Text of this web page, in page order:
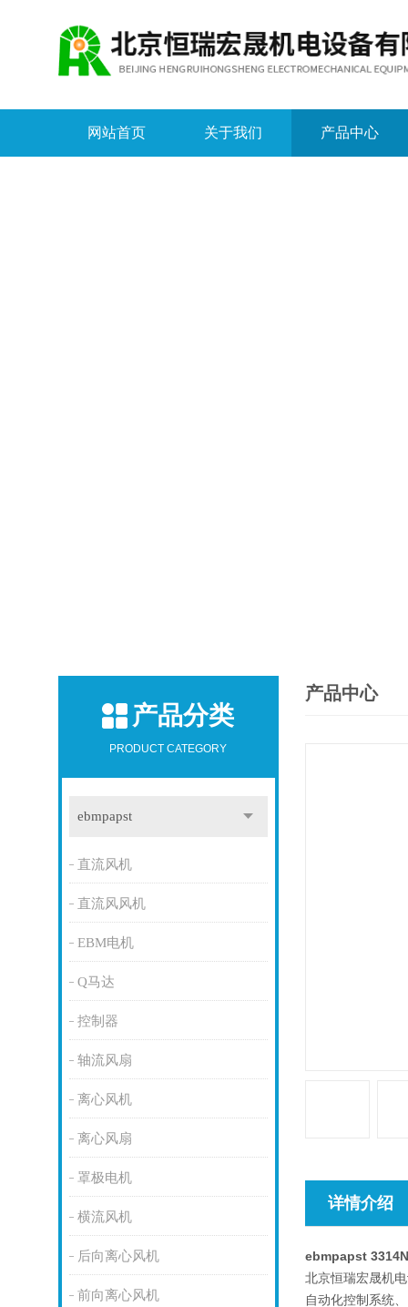
网站首页 关于我们 产品中心
产品分类
PRODUCT CATEGORY
ebmpapst
直流风机
直流风风机
EBM电机
Q马达
控制器
轴流风扇
离心风机
离心风扇
罩极电机
横流风机
后向离心风机
前向离心风机
产品中心
详情介绍
ebmpapst
北京恒瑞宏晟机
自动化控制系统